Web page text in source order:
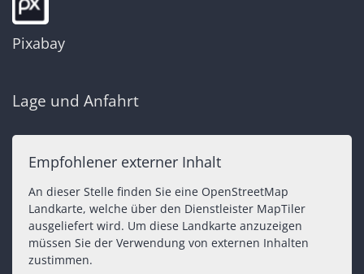
Pixabay
Lage und Anfahrt
Empfohlener externer Inhalt
An dieser Stelle finden Sie eine OpenStreetMap
Landkarte, welche über den Dienstleister MapTiler
ausgeliefert wird. Um diese Landkarte anzuzeigen
müssen Sie der Verwendung von externen Inhalten
zustimmen.